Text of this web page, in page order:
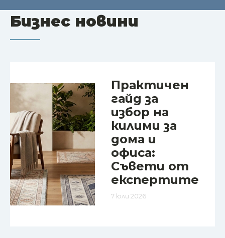
Бизнес новини
Практичен
гайд за
избор на
килими за
дома и
офиса:
Съвети от
експертите
7 юли 2026